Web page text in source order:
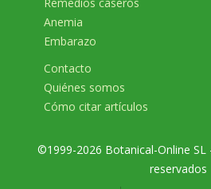
Remedios caseros
Anemia
Embarazo
Contacto
Quiénes somos
Cómo citar artículos
©1999-2026 Botanical-Online
reservados